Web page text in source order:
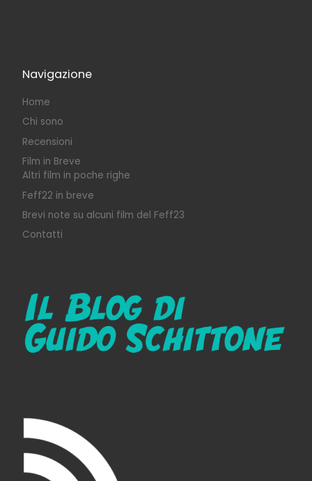
Navigazione
Home
Chi sono
Recensioni
Film in Breve
Altri film in poche righe
Feff22 in breve
Brevi note su alcuni film del Feff23
Contatti